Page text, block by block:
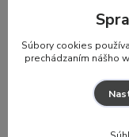
Súbory cookies
prechádzaním nášho